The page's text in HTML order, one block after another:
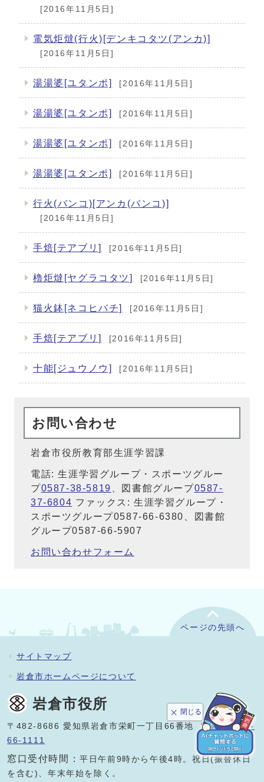
[2016年11月5日]
電気炬燵(行火)[デンキコタツ(アンカ)]
[2016年11月5日]
湯湯婆[ユタンポ] [2016年11月5日]
湯湯婆[ユタンポ] [2016年11月5日]
湯湯婆[ユタンポ] [2016年11月5日]
湯湯婆[ユタンポ] [2016年11月5日]
行火(バンコ)[アンカ(バンコ)]
[2016年11月5日]
手焙[テアブリ] [2016年11月5日]
櫓炬燵[ヤグラコタツ] [2016年11月5日]
猫火鉢[ネコヒバチ] [2016年11月5日]
手焙[テアブリ] [2016年11月5日]
十能[ジュウノウ] [2016年11月5日]
お問い合わせ
岩倉市役所教育部生涯学習課
電話: 生涯学習グループ・スポーツグルー
プ0587-38-5819 、図書館グループ0587-
37-6804 ファックス: 生涯学習グループ・
スポーツグループ0587-66-6380、図書館
グループ0587-66-5907
お問い合わせフォーム
閉じる
ページの先頭へ
サイトマップ
岩倉市ホームページについて
岩倉市役所
〒482-8686 愛知県岩倉市栄町一丁目66番地 電話：0587-
66-1111
窓口受付時間：平日午前9時から午後4時。祝日(振替休日
を含む)、年末年始を除く。